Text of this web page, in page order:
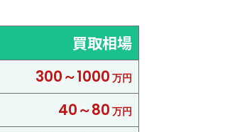
買取相場
300～1000 万円
40～80 万円